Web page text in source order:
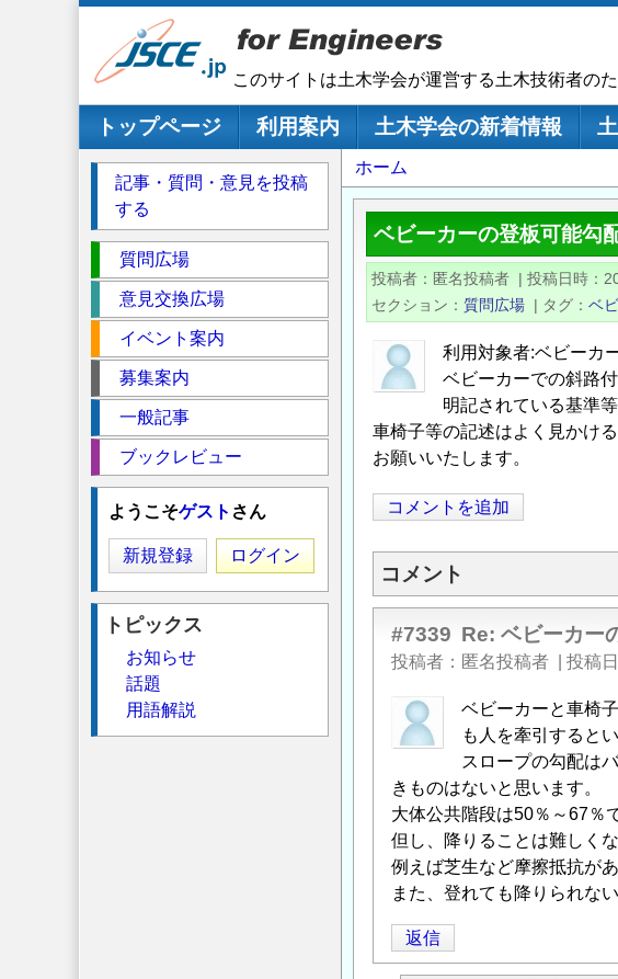
このサイトは土木学会が運営する土木技術者の
メインナビゲーション
トップページ 利用案内 土木学会の新着情報
パ
ン
く
ず
ホーム
ベビーカーの登板可能勾
投稿者 匿名投稿者 | 投稿日時
セクション
質問広場 | タグ ベ
利用対象者:ベビーカ
ベビーカーでの斜路
明記されている基準
車椅子等の記述はよく見かけ
お願いいたします。
コメントを追加
コメント
#7339 Re: ベビーカー
投稿者 匿名投稿者 投稿
ベビーカーと車椅
も人を牽引すると
スロープの勾配は
きものはないと思います。
大体公共階段は50％～67％
但し、降りることは難しく
例えば芝生など摩擦抵抗が
また、登れても降りられな
返信
記事・質問・意見を投稿
する
ク
シ
質問広場
意見交換広場
イベント案内
募集案内
一般記事
ブックレビュー
ようこそゲスト さん
新規登録 ログイン
トピックス
お知らせ
話題
用語解説